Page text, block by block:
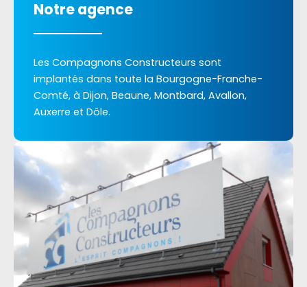
Notre agence
Les Compagnons Constructeurs sont
implantés dans toute la Bourgogne-Franche-
Comté, à Dijon, Beaune, Montbard, Avallon,
Auxerre et Dôle.